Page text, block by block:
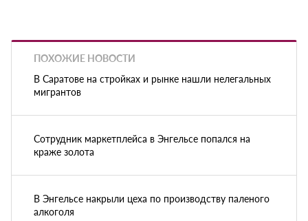
ПОХОЖИЕ НОВОСТИ
В Саратове на стройках и рынке нашли нелегальных
мигрантов
Сотрудник маркетплейса в Энгельсе попался на
краже золота
В Энгельсе накрыли цеха по производству паленого
алкоголя